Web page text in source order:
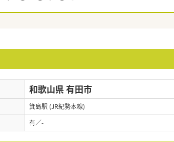
和歌山県 有田市
箕島駅 (JR紀勢本線)
有／-